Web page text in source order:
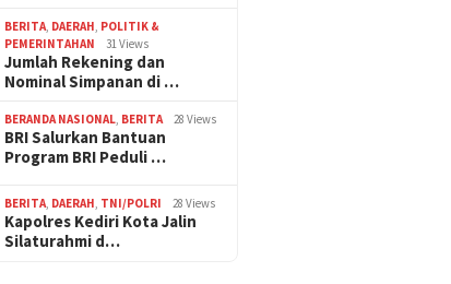
BERITA DAERAH POLITIK &
PEMERINTAHAN
31 Views
Jumlah Rekening dan
Nominal Simpanan di …
BERANDA NASIONAL BERITA 28 Views
BRI Salurkan Bantuan
Program BRI Peduli …
BERITA DAERAH TNI/POLRI 28 Views
Kapolres Kediri Kota Jalin
Silaturahmi d…